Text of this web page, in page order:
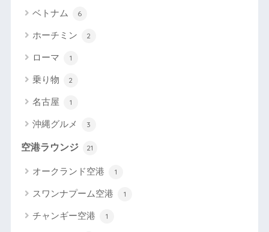
ベトナム 6
ホーチミン 2
ローマ 1
乗り物 2
名古屋 1
沖縄グルメ 3
空港ラウンジ 21
オークランド空港 1
スワンナプーム空港 1
チャンギー空港 1